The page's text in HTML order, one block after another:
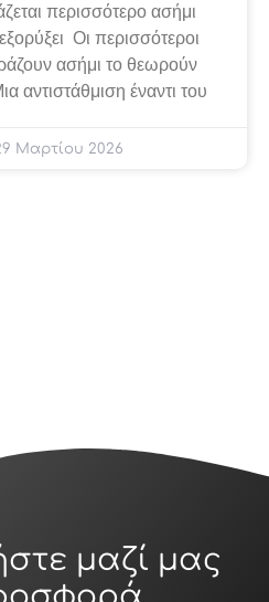
περισσότερο ασήμι
Οι περισσότεροι
ασήμι το θεωρούν
αντιστάθμιση έναντι του
Μαρτίου 2026
μαζί μας